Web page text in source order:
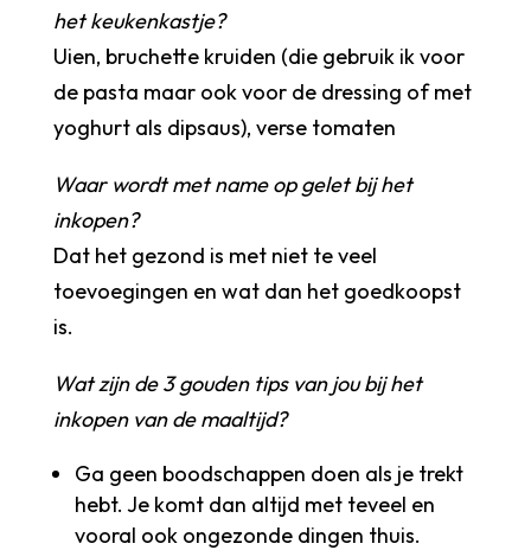
het keukenkastje?
Uien, bruchette kruiden (die gebruik ik voor
de pasta maar ook voor de dressing of met
yoghurt als dipsaus), verse tomaten
Waar wordt met name op gelet bij het
inkopen?
Dat het gezond is met niet te veel
toevoegingen en wat dan het goedkoopst
is.
Wat zijn de 3 gouden tips van jou bij het
inkopen van de maaltijd?
Ga geen boodschappen doen als je trekt
hebt. Je komt dan altijd met teveel en
vooral ook ongezonde dingen thuis.